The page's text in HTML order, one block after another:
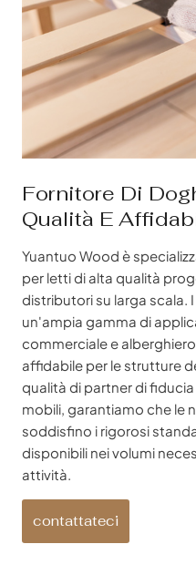
Fornitore Di
Qualità E
Yuantuo Wood è
per letti di alta qualità
distributori su larga
un'ampia gamma di
commerciale e
affidabile per le strutture
qualità di partner di
mobili, garantiamo che le
soddisfino i rigorosi
disponibili nei volumi
attività.
contattateci